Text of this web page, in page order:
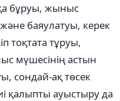
бұруы, жыныс
баяулатуы, керек
тоқтата тұруы,
мүшесінің астын
сондай-ақ төсек
қалыпты ауыстыру да